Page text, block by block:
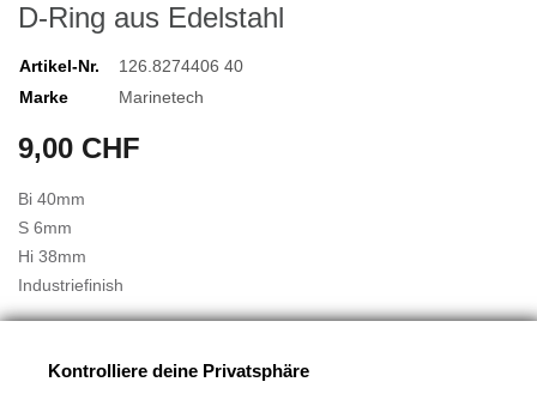
D-Ring aus Edelstahl
Artikel-Nr.
126.8274406 40
Marke
Marinetech
9,00 CHF
Bi 40mm
S 6mm
Hi 38mm
Industriefinish
Kontrolliere deine Privatsphäre